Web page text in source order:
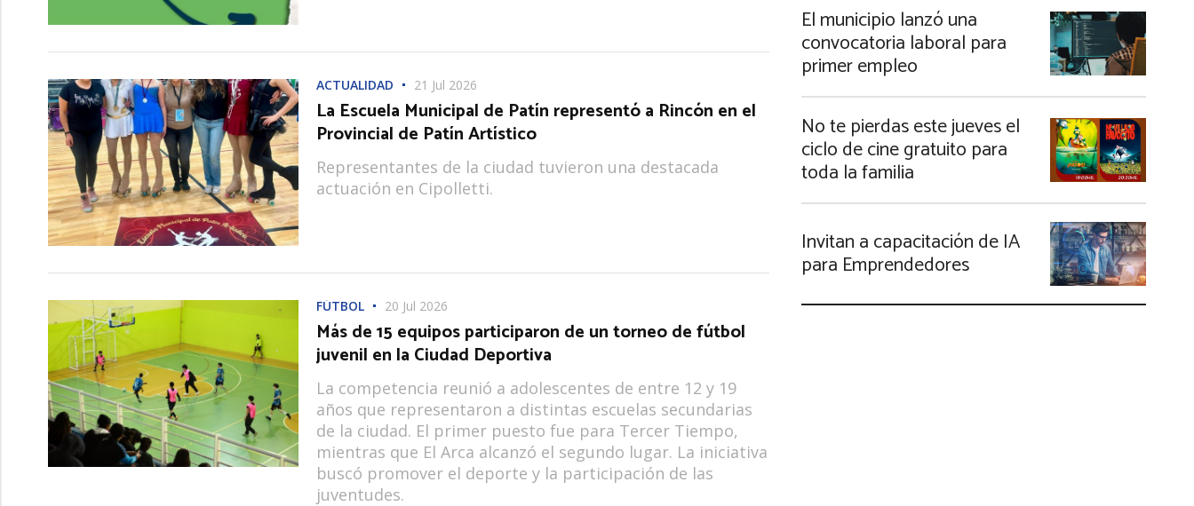
ACTUALIDAD 21 Jul 2026
La Escuela Municipal de Patín representó a Rincón en el
Provincial de Patín Artístico
Representantes de la ciudad tuvieron una destacada
actuación en Cipolletti.
FÚTBOL 20 Jul 2026
Más de 15 equipos participaron de un torneo de fútbol
juvenil en la Ciudad Deportiva
La competencia reunió a adolescentes de entre 12 y 19
años que representaron a distintas escuelas secundarias
de la ciudad. El primer puesto fue para Tercer Tiempo,
mientras que El Arca alcanzó el segundo lugar. La iniciativa
buscó promover el deporte y la participación de las
juventudes.
El municipio lanzó una
convocatoria laboral para
primer empleo
No te pierdas este jueves el
ciclo de cine gratuito para
toda la familia
Invitan a capacitación de IA
para Emprendedores